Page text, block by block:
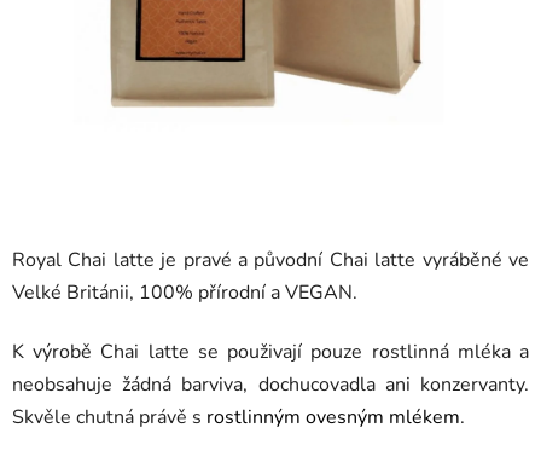
Royal Chai latte je pravé a původní Chai latte vyráběné ve
Velké Británii, 100% přírodní a VEGAN.
K výrobě Chai latte se použivají pouze rostlinná mléka a
neobsahuje žádná barviva, dochucovadla ani konzervanty.
Skvěle chutná právě s rostlinným ovesným mlékem.